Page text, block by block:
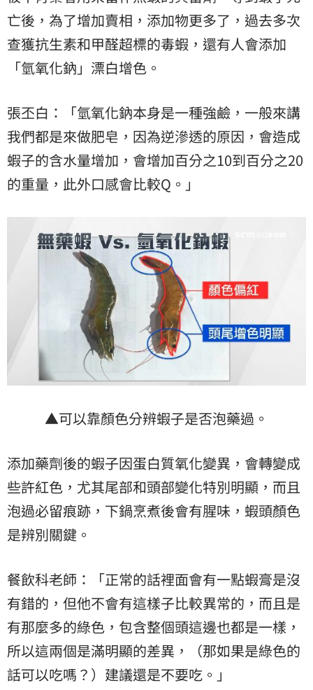
亡後，為了增加賣相，添加物更多了，過去多次
查獲抗生素和甲醛超標的毒蝦，還有人會添加
「氫氧化鈉」漂白增色。
張丕白：「氫氧化鈉本身是一種強鹼，一般來講
我們都是來做肥皂，因為逆滲透的原因，會造成
蝦子的含水量增加，會增加百分之10到百分之20
的重量，此外口感會比較Q。」
▲可以靠顏色分辨蝦子是否泡藥過。
添加藥劑後的蝦子因蛋白質氧化變異，會轉變成
些許紅色，尤其尾部和頭部變化特別明顯，而且
泡過必留痕跡，下鍋烹煮後會有腥味，蝦頭顏色
是辨別關鍵。
餐飲科老師：「正常的話裡面會有一點蝦膏是沒
有錯的，但他不會有這樣子比較異常的，而且是
有那麼多的綠色，包含整個頭這邊也都是一樣，
所以這兩個是滿明顯的差異，（那如果是綠色的
話可以吃嗎？）建議還是不要吃。」